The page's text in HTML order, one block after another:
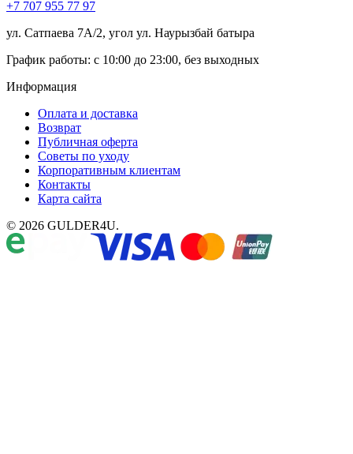
+7 707 955 77 97
ул. Сатпаева 7А/2, угол ул. Наурызбай батыра
График работы: с 10:00 до 23:00, без выходных
Информация
Оплата и доставка
Возврат
Публичная оферта
Советы по уходу
Корпоративным клиентам
Контакты
Карта сайта
© 2026 GULDER4U.